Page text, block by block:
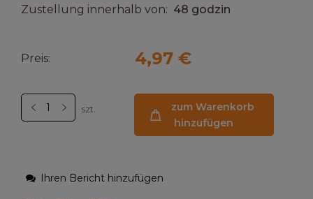
Zustellung innerhalb von: 48 godzin
Preis: 4,97 €
szt.
zum Warenkorb
hinzufügen
Ihren Bericht hinzufügen